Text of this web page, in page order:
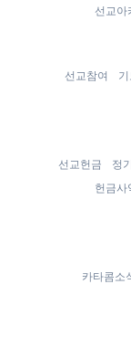
선교아
선교참여
선교헌금 정
헌금사
카타콤소